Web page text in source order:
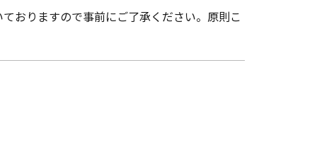
おりますので事前にご了承ください。原則こ